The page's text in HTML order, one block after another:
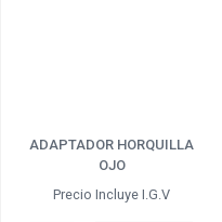
ADAPTADOR HORQUILLA
OJO
Precio Incluye I.G.V